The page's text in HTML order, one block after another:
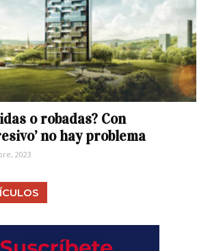
o robadas? Con
no hay problema
2023